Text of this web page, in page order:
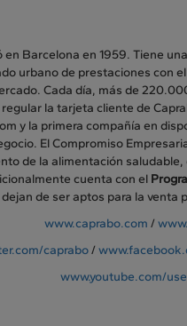
Barcelona en 1959. Tiene
urbano de prestaciones con
Cada día, más de
la tarjeta cliente de
y la primera compañía en
El Compromiso
de la alimentación saludable,
cuenta con el
de ser aptos para la venta
www.caprabo.com /
caprabo/
www.youtube.com/